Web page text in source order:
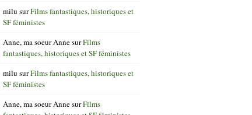
milu surFilms fantastiques, historiques et
SF féministes
Anne, ma soeur AnnesurFilms
fantastiques, historiques et SF féministes
milu surFilms fantastiques, historiques et
SF féministes
Anne, ma soeur AnnesurFilms